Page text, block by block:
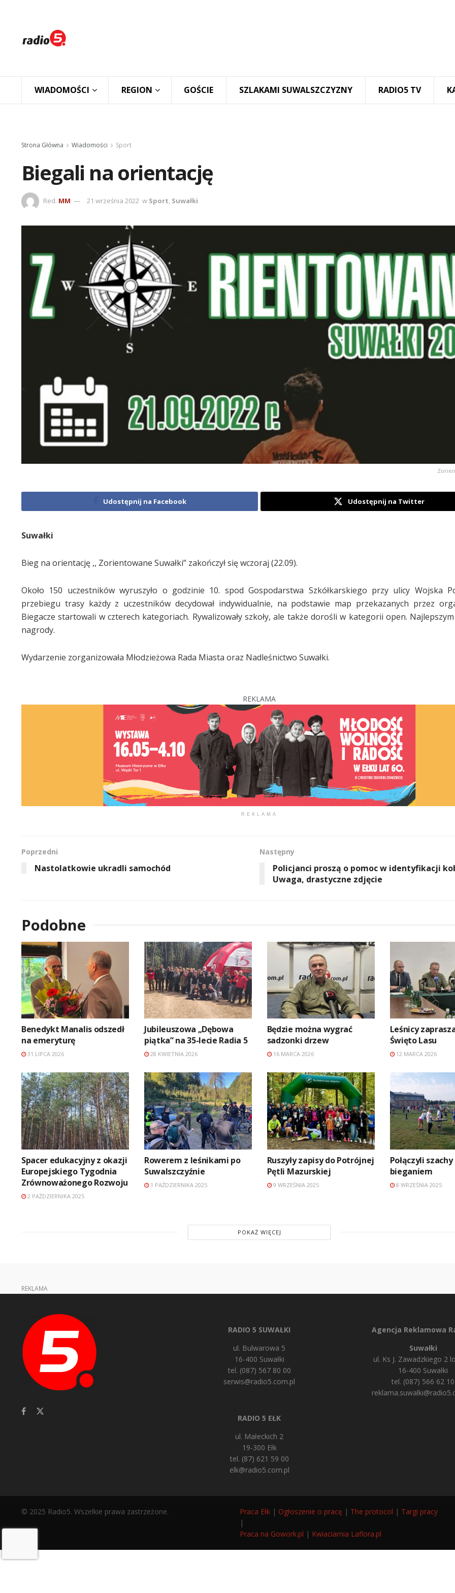
WIADOMOŚCI REGION GOŚCIE SZLAKAMI SUWALSZCZYZNY RADIO5 TV
Strona Główna Wiadomości Sport
Biegali na orientację
Red. MM 21 września 2022 w Sport, Suwałki
Udostępnij na Facebook Udostępnij na Twitter
Suwałki
Bieg na orientację ,, Zorientowane Suwałki” zakończył się wczoraj (22.09).
Około 150 uczestników wyruszyło o godzinie 10. spod Gospodarstwa Szkółkarskiego przy ulicy Wojska
przebiegu trasy każdy z uczestników decydował indywidualnie, na podstawie map przekazanych przez
Biegacze startowali w czterech kategoriach. Rywalizowały szkoły, ale także dorośli w kategorii open.
nagrody.
Wydarzenie zorganizowała Młodzieżowa Rada Miasta oraz Nadleśnictwo Suwałki.
REKLAMA
REKLAMA
Poprzedni
Nastolatkowie ukradli samochód
Następny
Policjanci proszą o pomoc w identyfikacji
Uwaga, drastyczne zdjęcie
Podobne
Benedykt Manalis odszedł
na emeryturę
31 LIPCA 2026
Jubileuszowa „Dębowa
piątka” na 35-lecie Radia 5
28 KWIETNIA 2026
Będzie można wygrać
sadzonki drzew
16 MARCA 2026
Leśnicy
Święto Lasu
12 MARCA 2026
Spacer edukacyjny z okazji
Europejskiego Tygodnia
Zrównoważonego Rozwoju
2 PAŹDZIERNIKA 2025
Rowerem z leśnikami po
Suwalszczyźnie
1 PAŹDZIERNIKA 2025
Ruszyły zapisy do Potrójnej
Pętli Mazurskiej
9 WRZEŚNIA 2025
Połączyli szachy
bieganiem
8 WRZEŚNIA 2025
POKAŻ WIĘCEJ
REKLAMA
RADIO 5 SUWAŁKI
ul. Bulwarowa 5
16-400 Suwałki
tel. (087) 567 80 00
serwis@radio5.com.pl
RADIO 5 EŁK
ul. Małeckich 2
19-300 Ełk
tel. (87) 621 59 00
elk@radio5.com.pl
Agencja Reklamowa
Suwałki
ul. Ks J. Zawadzkiego 2
16-400 Suwałki
tel. (087) 566 62 10
© 2025 Radio5. Wszelkie prawa zastrzeżone. Praca Ełk | Ogłoszenie o pracę | The protocol | Targi pracy
|
Praca na Gowork.pl | Kwiaciarnia Laflora.pl